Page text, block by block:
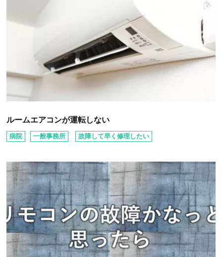
ルームエアコンが運転しない
病院 ⼀般事務所 故障して早く修理したい